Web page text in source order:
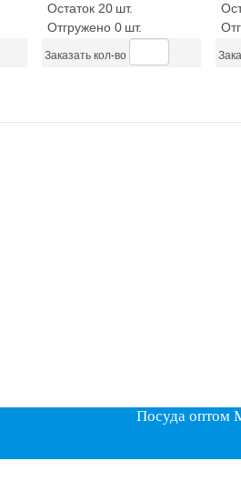
Остаток 20 шт.
Отгружено 0 шт.
Заказать кол-во
Посуда оптом